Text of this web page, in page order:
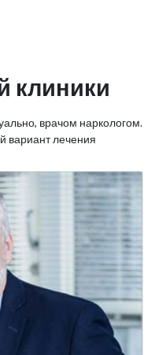
клиники
врачом наркологом.
лечения